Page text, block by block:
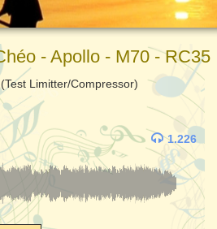
- Apollo - M70 - RC35
Limitter/Compressor)
1.226